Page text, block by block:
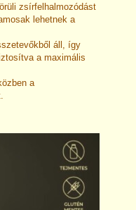
zsírfelhalmozódást
lehetnek a
áll, így
a maximális
a